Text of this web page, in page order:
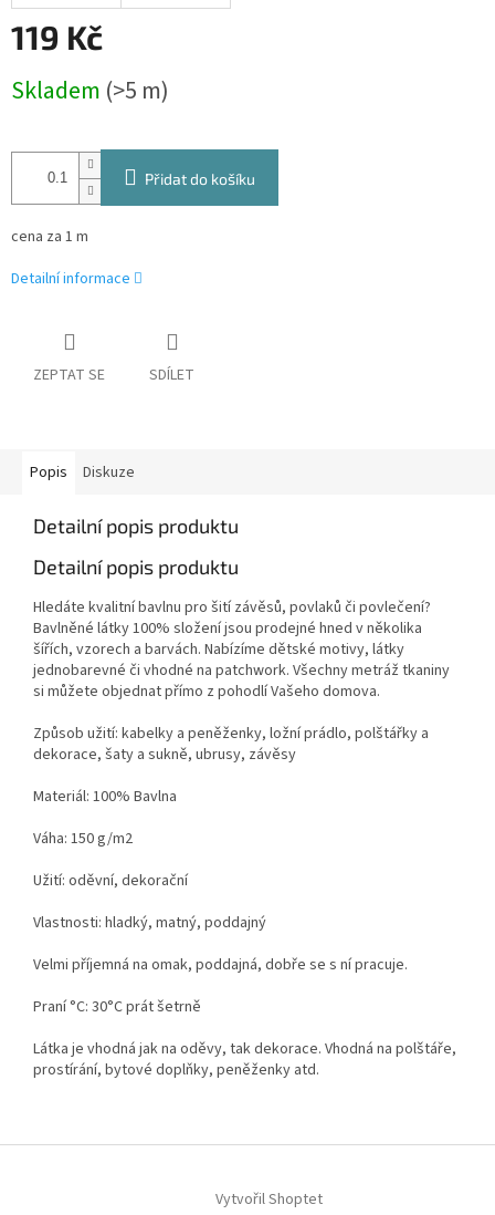
119 Kč
cena:
Skladem (>5 m)
Přidat do košíku
cena za 1 m
Detailní informace
ZEPTAT SE SDÍLET
Popis Diskuze
Detailní popis produktu
Detailní popis produktu
Hledáte kvalitní bavlnu pro šití závěsů, povlaků či povlečení?
Bavlněné látky 100% složení jsou prodejné hned v několika
šířích, vzorech a barvách. Nabízíme dětské motivy, látky
jednobarevné či vhodné na patchwork. Všechny metráž tkaniny
si můžete objednat přímo z pohodlí Vašeho domova.
Způsob užití: kabelky a peněženky, ložní prádlo, polštářky a
dekorace, šaty a sukně, ubrusy, závěsy
Materiál: 100% Bavlna
Váha: 150 g/m2
Užití: oděvní, dekorační
Vlastnosti: hladký, matný, poddajný
Velmi příjemná na omak, poddajná, dobře se s ní pracuje.
Praní °C: 30°C prát šetrně
Látka je vhodná jak na oděvy, tak dekorace. Vhodná na polštáře,
prostírání, bytové doplňky, peněženky atd.
Vytvořil Shoptet